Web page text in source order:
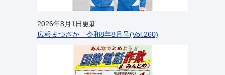
2026年8月1日更新
広報まつさか 令和8年8月号(Vol.260)